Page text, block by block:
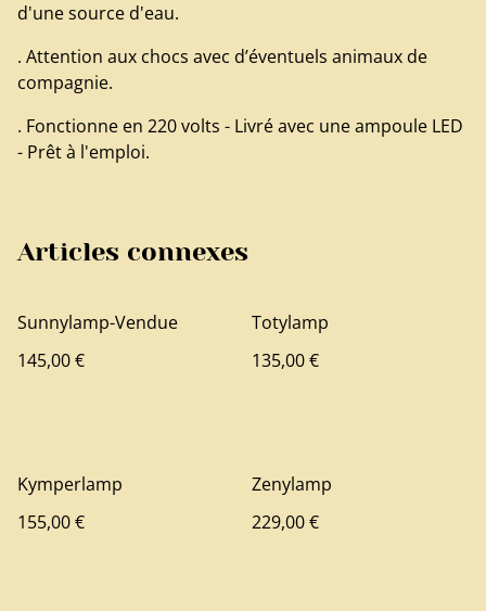
d'une source d'eau.
. Attention aux chocs avec d’éventuels animaux de
compagnie.
. Fonctionne en 220 volts - Livré avec une ampoule LED
- Prêt à l'emploi.
Articles connexes
Sunnylamp-Vendue
145,00 €
Totylamp
135,00 €
Kymperlamp
155,00 €
Zenylamp
229,00 €